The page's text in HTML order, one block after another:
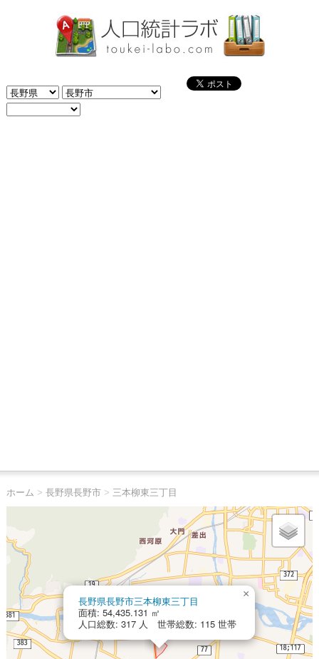
ホーム > 長野県長野市> 三本柳東三丁目
長野県長野市三本柳東三丁目
面積: 54,435.131 ㎡
人口総数: 317 人 世帯総数: 115 世帯
×